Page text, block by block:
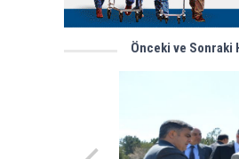
Önceki ve Sonraki